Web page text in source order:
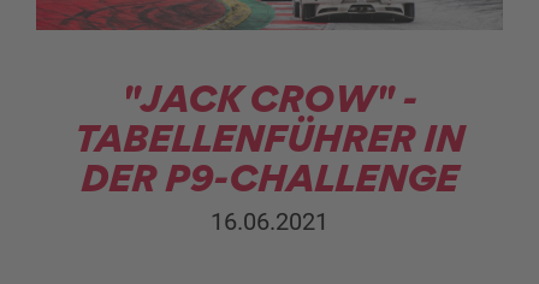
"JACK CROW" -
TABELLENFÜHRER IN
DER P9-CHALLENGE
16.06.2021